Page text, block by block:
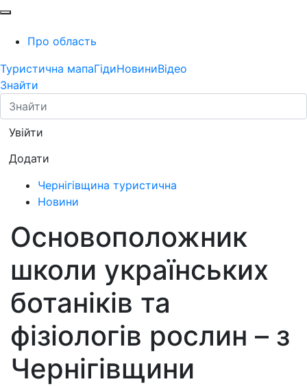
Про область
Туристична мапаГідиНовиниВідео
Знайти
Увійти
Додати
Чернігівщина туристична
Новини
Основоположник
школи українських
ботаніків та
фізіологів рослин – з
Чернігівщини